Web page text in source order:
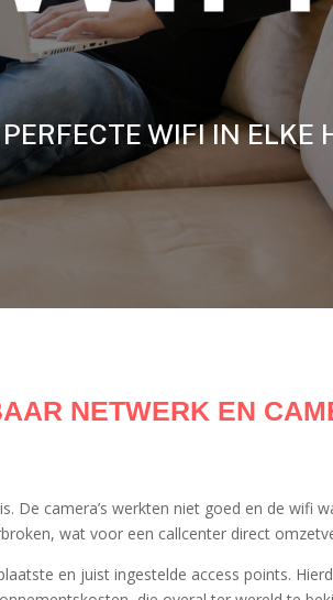
WIFI IN ELKE
NETWERK EN
De camera’s werkten niet goed en de wifi
wat voor een callcenter direct
en juist ingestelde access points.